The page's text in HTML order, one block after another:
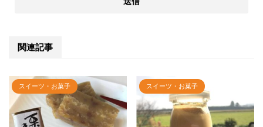
関連記事
スイーツ・お菓子 スイーツ・お菓子